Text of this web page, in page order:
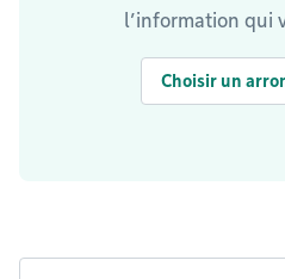
l’information qui
Choisir un